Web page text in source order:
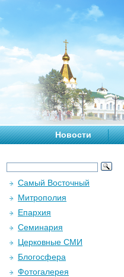
Новости
Самый Восточный
Митрополия
Епархия
Семинария
Церковные СМИ
Блогосфера
Фотогалерея